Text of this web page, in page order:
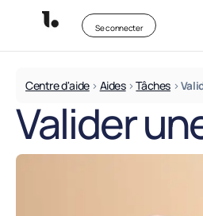
Se connecter
Centre d'aide> Aides>Tâches >
Valider